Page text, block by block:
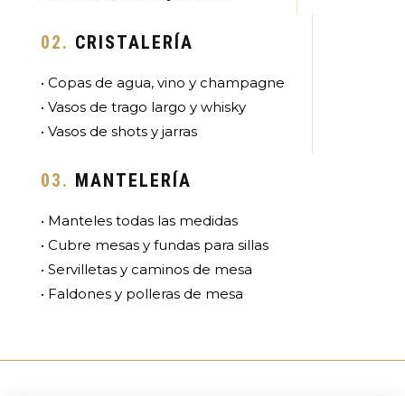
02. CRISTALERÍA
• Copas de agua, vino y champagne
• Vasos de trago largo y whisky
• Vasos de shots y jarras
03. MANTELERÍA
• Manteles todas las medidas
• Cubre mesas y fundas para sillas
• Servilletas y caminos de mesa
• Faldones y polleras de mesa